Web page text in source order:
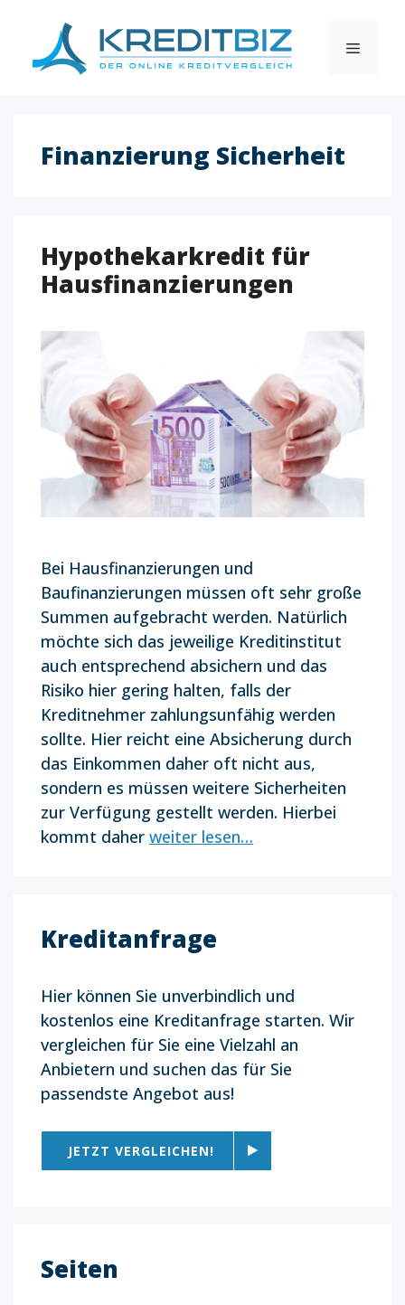
content
MENU
Finanzierung Sicherheit
Hypothekarkredit für
Hausfinanzierungen
Bei Hausfinanzierungen und
Baufinanzierungen müssen oft sehr große
Summen aufgebracht werden. Natürlich
möchte sich das jeweilige Kreditinstitut
auch entsprechend absichern und das
Risiko hier gering halten, falls der
Kreditnehmer zahlungsunfähig werden
sollte. Hier reicht eine Absicherung durch
das Einkommen daher oft nicht aus,
sondern es müssen weitere Sicherheiten
zur Verfügung gestellt werden. Hierbei
kommt daher weiter lesen…
Kreditanfrage
Hier können Sie unverbindlich und
kostenlos eine Kreditanfrage starten. Wir
vergleichen für Sie eine Vielzahl an
Anbietern und suchen das für Sie
passendste Angebot aus!
JETZT VERGLEICHEN!
Seiten